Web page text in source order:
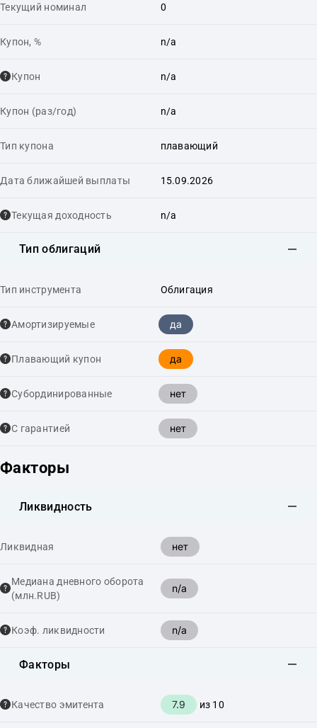
Текущий номинал 0
Купон, % n/a
Купон n/a
Купон (раз/год) n/a
Тип купона плавающий
Дата ближайшей выплаты 15.09.2026
Текущая доходность n/a
Тип облигаций
Тип инструмента Облигация
Амортизируемые да
Плавающий купон да
Cубординированные нет
С гарантией нет
Факторы
Ликвидность
Ликвидная нет
Медиана дневного оборота
(млн.RUB)
n/a
Коэф. ликвидности n/a
Факторы
Качество эмитента 7.9 из 10